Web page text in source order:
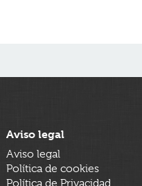
Aviso legal
Aviso legal
Política de cookies
Política de Privacidad